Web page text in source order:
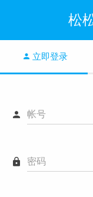
松
立即登录
帐号
密码